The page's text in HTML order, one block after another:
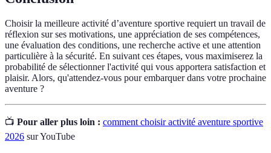
Choisir la meilleure activité d’aventure sportive requiert un travail de
réflexion sur ses motivations, une appréciation de ses compétences,
une évaluation des conditions, une recherche active et une attention
particulière à la sécurité. En suivant ces étapes, vous maximiserez la
probabilité de sélectionner l'activité qui vous apportera satisfaction et
plaisir. Alors, qu'attendez-vous pour embarquer dans votre prochaine
aventure ?
📺 Pour aller plus loin : comment choisir activité aventure sportive
2026 sur YouTube